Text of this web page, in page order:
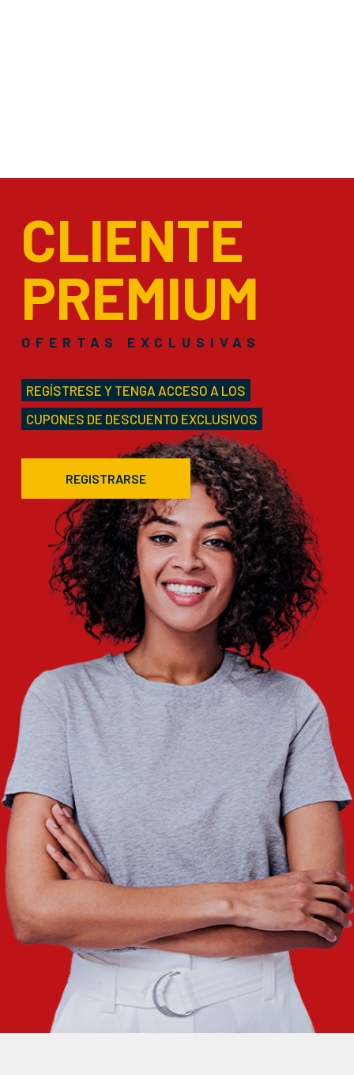
CLIENTE
PREMIUM
OFERTAS EXCLUSIVAS
REGÍSTRESE Y TENGA ACCESO A LOS
CUPONES DE DESCUENTO EXCLUSIVOS
REGISTRARSE